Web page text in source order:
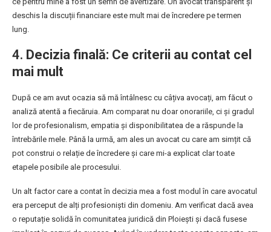
deschis la discuții financiare este mult mai de încredere pe termen
lung.
4. Decizia finală: Ce criterii au contat cel
mai mult
După ce am avut ocazia să mă întâlnesc cu câțiva avocați, am făcut o
analiză atentă a fiecăruia. Am comparat nu doar onorariile, ci și gradul
lor de profesionalism, empatia și disponibilitatea de a răspunde la
întrebările mele. Până la urmă, am ales un avocat cu care am simțit că
pot construi o relație de încredere și care mi-a explicat clar toate
etapele posibile ale procesului.
Un alt factor care a contat în decizia mea a fost modul în care avocatul
era perceput de alți profesioniști din domeniu. Am verificat dacă avea
o reputație solidă în comunitatea juridică din Ploiești și dacă fusese